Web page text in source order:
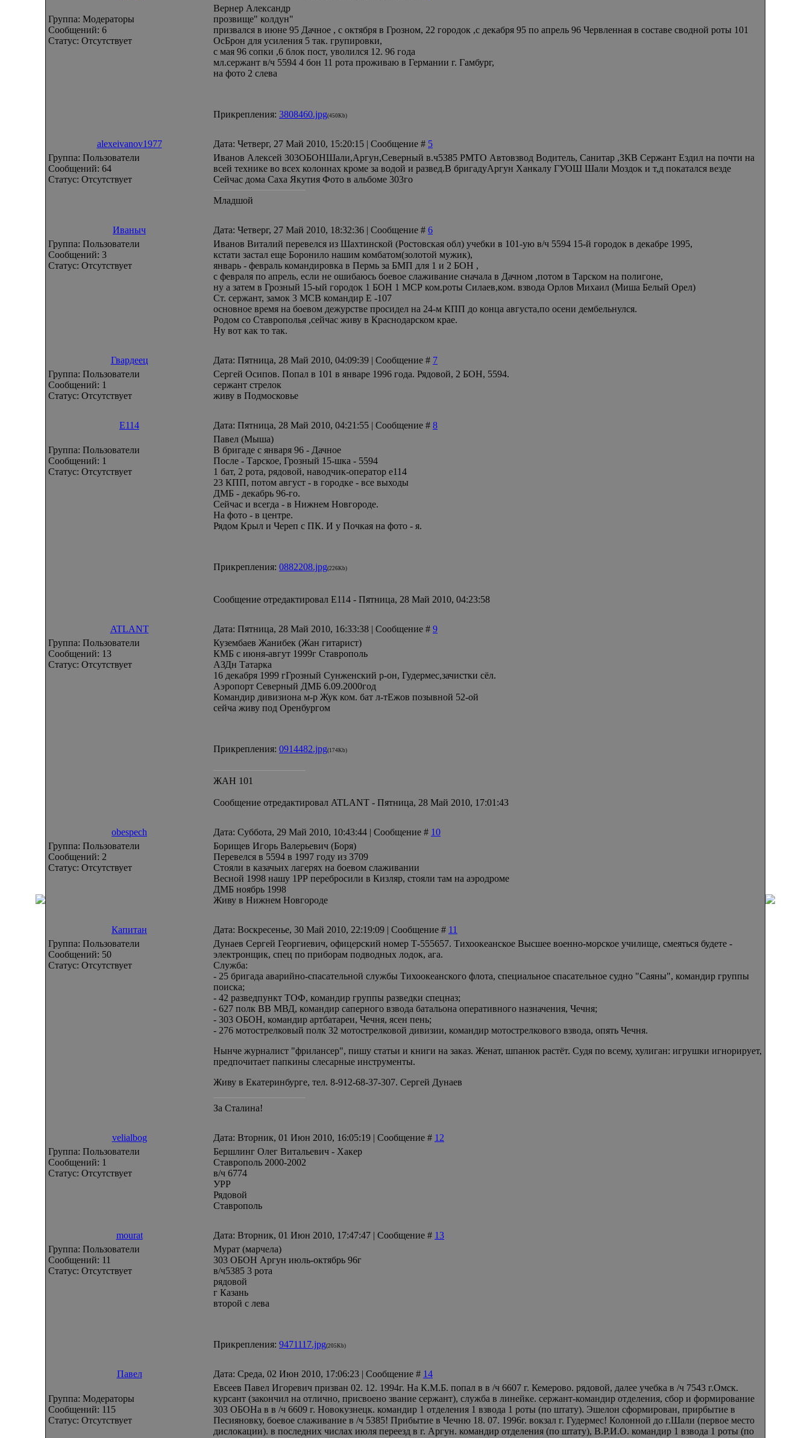
Группа: Модераторы
Сообщений: 6
Статус: Отсутствует
Вернер Александр
прозвище" колдун"
призвался в июне 95 Дачное , с октября в Грозном, 22 городок ,с декабря 95 по апрель 96 Червленная в составе сводной роты 101
ОсБрон для усиления 5 так. групировки,
с мая 96 сопки ,6 блок пост, уволился 12. 96 года
мл.сержант в/ч 5594 4 бон 11 рота проживаю в Германии г. Гамбург,
на фото 2 слева
Прикрепления: 3808460.jpg(450Kb)
alexeivanov1977 Дата: Четверг, 27 Май 2010, 15:20:15 | Сообщение # 5
Группа: Пользователи
Сообщений: 64
Статус: Отсутствует
Иванов Алексей 303ОБОНШали,Аргун,Северный в.ч5385 РМТО Автовзвод Водитель, Санитар ,ЗКВ Сержант Ездил на почти на
всей технике во всех колоннах кроме за водой и развед.В бригадуАргун Ханкалу ГУОШ Шали Моздок и т,д покатался везде
Сейчас дома Саха Якутия Фото в альбоме 303го
Младшой
Иваныч Дата: Четверг, 27 Май 2010, 18:32:36 | Сообщение # 6
Группа: Пользователи
Сообщений: 3
Статус: Отсутствует
Иванов Виталий перевелся из Шахтинской (Ростовская обл) учебки в 101-ую в/ч 5594 15-й городок в декабре 1995,
кстати застал еще Боронило нашим комбатом(золотой мужик),
январь - февраль командировка в Пермь за БМП для 1 и 2 БОН ,
с февраля по апрель, если не ошибаюсь боевое слаживание сначала в Дачном ,потом в Тарском на полигоне,
ну а затем в Грозный 15-ый городок 1 БОН 1 МСР ком.роты Силаев,ком. взвода Орлов Михаил (Миша Белый Орел)
Ст. сержант, замок 3 МСВ командир Е -107
основное время на боевом дежурстве просидел на 24-м КПП до конца августа,по осени дембельнулся.
Родом со Ставрополья ,сейчас живу в Краснодарском крае.
Ну вот как то так.
Гвардеец Дата: Пятница, 28 Май 2010, 04:09:39 | Сообщение # 7
Группа: Пользователи
Сообщений: 1
Статус: Отсутствует
Сергей Осипов. Попал в 101 в январе 1996 года. Рядовой, 2 БОН, 5594.
сержант стрелок
живу в Подмосковье
E114 Дата: Пятница, 28 Май 2010, 04:21:55 | Сообщение # 8
Группа: Пользователи
Сообщений: 1
Статус: Отсутствует
Павел (Мыша)
В бригаде с января 96 - Дачное
После - Тарское, Грозный 15-шка - 5594
1 бат, 2 рота, рядовой, наводчик-оператор е114
23 КПП, потом август - в городке - все выходы
ДМБ - декабрь 96-го.
Сейчас и всегда - в Нижнем Новгороде.
На фото - в центре.
Рядом Крыл и Череп с ПК. И у Почкая на фото - я.
Прикрепления: 0882208.jpg(226Kb)
Сообщение отредактировал E114 - Пятница, 28 Май 2010, 04:23:58
ATLANT Дата: Пятница, 28 Май 2010, 16:33:38 | Сообщение # 9
Группа: Пользователи
Сообщений: 13
Статус: Отсутствует
Кузембаев Жанибек (Жан гитарист)
КМБ с июня-авгут 1999г Ставрополь
АЗДн Татарка
16 декабря 1999 гГрозный Сунженский р-он, Гудермес,зачистки сёл.
Аэропорт Северный ДМБ 6.09.2000год
Командир дивизиона м-р Жук ком. бат л-тЕжов позывной 52-ой
сейча живу под Оренбургом
Прикрепления: 0914482.jpg(174Kb)
ЖАН 101
Сообщение отредактировал ATLANT - Пятница, 28 Май 2010, 17:01:43
obespech Дата: Суббота, 29 Май 2010, 10:43:44 | Сообщение # 10
Группа: Пользователи
Сообщений: 2
Статус: Отсутствует
Борищев Игорь Валерьевич (Боря)
Перевелся в 5594 в 1997 году из 3709
Стояли в казачьих лагерях на боевом слаживании
Весной 1998 нашу 1РР перебросили в Кизляр, стояли там на аэродроме
ДМБ ноябрь 1998
Живу в Нижнем Новгороде
Капитан Дата: Воскресенье, 30 Май 2010, 22:19:09 | Сообщение # 11
Группа: Пользователи
Сообщений: 50
Статус: Отсутствует
Дунаев Сергей Георгиевич, офицерский номер Т-555657. Тихоокеанское Высшее военно-морское училище, смеяться будете -
электронщик, спец по приборам подводных лодок, ага.
Служба:
- 25 бригада аварийно-спасательной службы Тихоокеанского флота, специальное спасательное судно "Саяны", командир группы
поиска;
- 42 разведпункт ТОФ, командир группы разведки спецназ;
- 627 полк ВВ МВД, командир саперного взвода батальона оперативного назначения, Чечня;
- 303 ОБОН, командир артбатареи, Чечня, ясен пень;
- 276 мотострелковый полк 32 мотострелковой дивизии, командир мотострелкового взвода, опять Чечня.
Нынче журналист "фрилансер", пишу статьи и книги на заказ. Женат, шпанюк растёт. Судя по всему, хулиган: игрушки игнорирует,
предпочитает папкины слесарные инструменты.
Живу в Екатеринбурге, тел. 8-912-68-37-307. Сергей Дунаев
За Сталина!
velialbog Дата: Вторник, 01 Июн 2010, 16:05:19 | Сообщение # 12
Группа: Пользователи
Сообщений: 1
Статус: Отсутствует
Бершлинг Олег Витальевич - Хакер
Ставрополь 2000-2002
в/ч 6774
УРР
Рядовой
Ставрополь
mourat Дата: Вторник, 01 Июн 2010, 17:47:47 | Сообщение # 13
Группа: Пользователи
Сообщений: 11
Статус: Отсутствует
Мурат (марчела)
303 ОБОН Аргун июль-октябрь 96г
в/ч5385 3 рота
рядовой
г Казань
второй с лева
Прикрепления: 9471117.jpg(205Kb)
Павел Дата: Среда, 02 Июн 2010, 17:06:23 | Сообщение # 14
Группа: Модераторы
Сообщений: 115
Статус: Отсутствует
Евсеев Павел Игоревич призван 02. 12. 1994г. На К.М.Б. попал в в /ч 6607 г. Кемерово. рядовой, далее учебка в /ч 7543 г.Омск.
курсант (закончил на отлично, присвоено звание сержант), служба в линейке. сержант-командир отделения, сбор и формирование
303 ОБОНа в в /ч 6609 г. Новокузнецк. командир 1 отделения 1 взвода 1 роты (по штату). Эшелон сформирован, прирбытие в
Песияновку, боевое слаживание в /ч 5385! Прибытие в Чечню 18. 07. 1996г. вокзал г. Гудермес! Колонной до г.Шали (первое место
дислокации). в последних числах июля переезд в г. Аргун. командир отделения (по штату), В.Р.И.О. командир 1 взвода 1 роты (по